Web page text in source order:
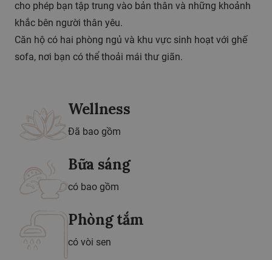
cho phép bạn tập trung vào bản thân và những khoảnh
khắc bên người thân yêu.
Căn hộ có hai phòng ngủ và khu vực sinh hoạt với ghế
sofa, nơi bạn có thể thoải mái thư giãn.
Wellness
Đã bao gồm
Bữa sáng
có bao gồm
Phòng tắm
có vòi sen